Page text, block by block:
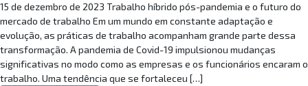
15 de dezembro de 2023 Trabalho híbrido pós-pandemia e o futuro do
mercado de trabalho Em um mundo em constante adaptação e
evolução, as práticas de trabalho acompanham grande parte dessa
transformação. A pandemia de Covid-19 impulsionou mudanças
significativas no modo como as empresas e os funcionários encaram o
trabalho. Uma tendência que se fortaleceu […]